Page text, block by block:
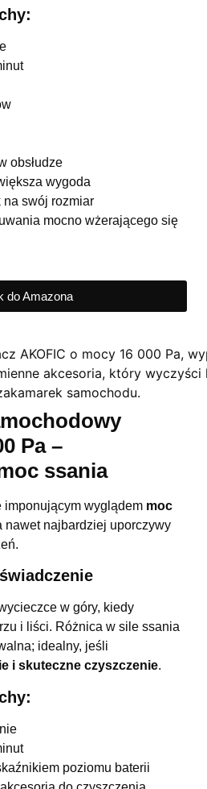
obsłudze
wygoda
na swój rozmiar
mocno wżerającego się
do Amazona
Pa –
ssania
imponującym wyglądem moc
nawet najbardziej uporczywy
w góry, kiedy
i liści. Różnica w sile ssania
idealny, jeśli
i skuteczne czyszczenie.
poziomu baterii